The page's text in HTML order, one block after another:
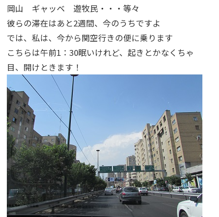
岡山 ギャッベ 遊牧民・・・等々
彼らの滞在はあと2週間、今のうちですよ
では、私は、今から関空行きの便に乗ります
こちらは午前1：30眠いけれど、起きとかなくちゃ
目、開けときます！